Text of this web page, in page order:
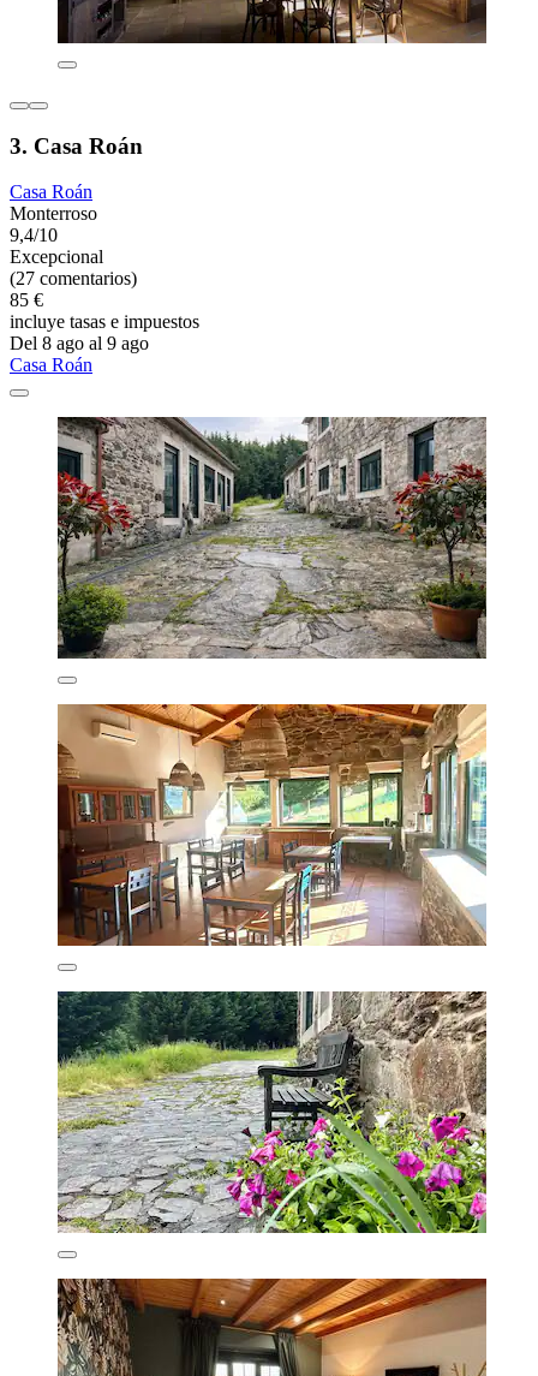
3. Casa Roán
Casa Roán
Monterroso
9,4/10
Excepcional
(27 comentarios)
85 €
incluye tasas e impuestos
Del 8 ago al 9 ago
Casa Roán